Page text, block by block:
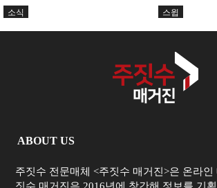
‘건틀렛’
소식 스윕
ABOUT US
주짓수 전문매체 <주짓수 매거진>은 온라인